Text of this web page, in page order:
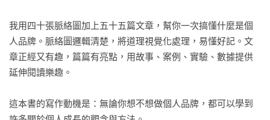
31.速算式讓你知己也知彼
32.算算你的內在力量有多強？
33.行動力素質影響得分高低
34.優先耕耘關聯特色和自我養成
36.設下高出預期三成的目標
我用四十張脈絡圖加上五十五篇文章，幫你一次搞懂什麼是個
人品牌。脈絡圖邏輯清楚，將道理視覺化處理，易懂好記。文
章正經又有趣，篇篇有亮點，用故事、案例、實驗、數據提供
延伸閱讀樂趣。
這本書的寫作動機是：無論你想不想做個人品牌，都可以學到